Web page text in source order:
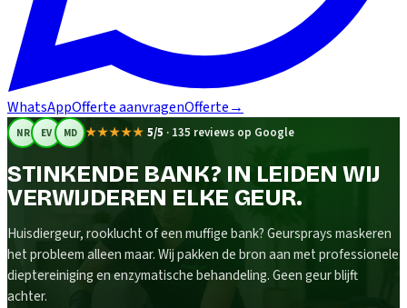
WhatsAppOfferte aanvragenOfferte→
NR EV MD ★★★★★ 5/5 · 135 reviews op Google
STINKENDE BANK? IN LEIDEN WIJ
VERWIJDEREN ELKE GEUR.
Huisdiergeur, rooklucht of een muffige bank? Geursprays maskeren
het probleem alleen maar. Wij pakken de bron aan met professionele
dieptereiniging en enzymatische behandeling. Geen geur blijft
achter.